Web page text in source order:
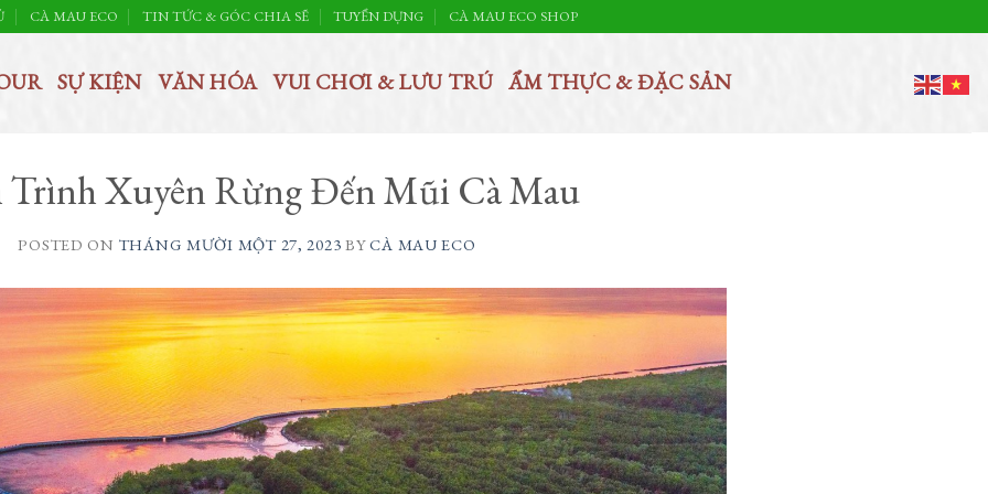
CÀ MAU ECO TIN TỨC & GÓC CHIA SẼ TUYỂN DỤNG CÀ MAU ECO SHOP
SỰ KIỆN VĂN HÓA VUI CHƠI & LƯU TRÚ ẨM THỰC & ĐẶC SẢN
Trình Xuyên Rừng Đến Mũi Cà Mau
POSTED ON THÁNG MƯỜI MỘT 27, 2023 BYCÀ MAU ECO